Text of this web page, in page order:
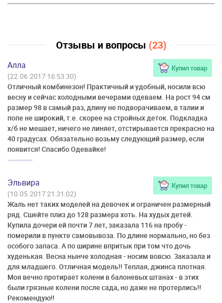
Отзывы и вопросы (23)
Алла Купил товар
(22.06.2017 16:53:30)
Отличный комбинезон! Практичный и удобный, носили всю
весну и сейчас холодными вечерами одеваем. На рост 94 см
размер 98 в самый раз, длину не подворачиваем, в талии и
попе не широкий, т.е. скорее на стройных деток. Подкладка
х/б не мешает, ничего не линяет, отстирывается прекрасно на
40 градусах. Обязательно возьму следующий размер, если
появится! Спасибо Одевайке!
Эльвира Купил товар
(10.05.2017 21:31:02)
Жаль нет таких моделей на девочек и ограничен размерный
ряд. Сшейте плиз до 128 размера хоть. На худых детей.
Купила дочери ей почти 7 лет, заказала 116 на пробу -
померили в пункте самовывоза. По длине нормально, но без
особого запаса. А по ширине впритык при том что дочь
худенькая. Весна нынче холодная - носим вовсю. Заказала и
для младшего. Отличная модель!! Теплая, джинса плотная.
Моя вечно протирает колени в балоневых штанах - в этих
были грязные колени после сада, но даже не протерлись!!
Рекомендую!!